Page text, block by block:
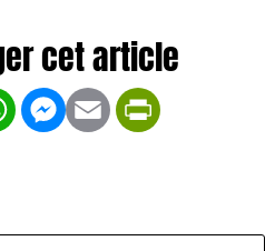
WhatsApp
Messenger
Email